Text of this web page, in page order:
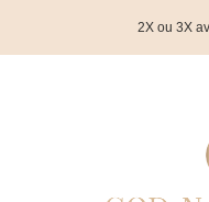
2X ou 3X